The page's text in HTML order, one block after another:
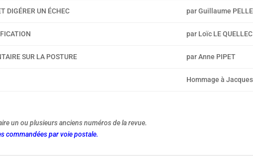
DIGÉRER UN ÉCHEC par Guillaume
par Loïc LE QUELLEC
SUR LA POSTURE par Anne PIPET
Hommage à Jacques
un ou plusieurs anciens numéros de la revue.
commandées par voie postale.